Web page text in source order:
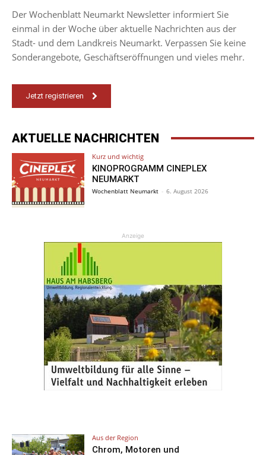
Der Wochenblatt Neumarkt Newsletter informiert Sie
einmal in der Woche über aktuelle Nachrichten aus der
Stadt- und dem Landkreis Neumarkt. Verpassen Sie keine
Sonderangebote, Geschäftseröffnungen und vieles mehr.
Jetzt registrieren
AKTUELLE NACHRICHTEN
Kurz und wichtig
KINOPROGRAMM CINEPLEX
NEUMARKT
Wochenblatt Neumarkt - 6. August 2026
Anzeige
Aus der Region
Chrom, Motoren und